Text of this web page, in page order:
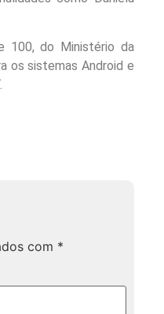
100, do Ministério da
os sistemas Android e
com *